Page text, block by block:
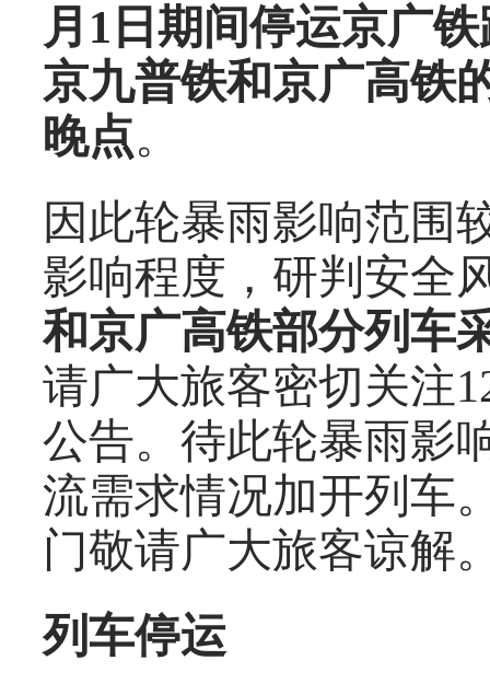
月1日期间停运京广
京九普铁和京广高铁
晚点。
因此轮暴雨影响范围
影响程度，研判安全
和京广高铁部分列车
请广大旅客密切关注
公告。待此轮暴雨影
流需求情况加开列车
门敬请广大旅客谅解
列车停运